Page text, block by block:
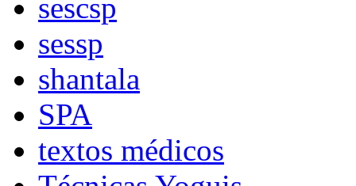
sescsp
sessp
shantala
SPA
textos médicos